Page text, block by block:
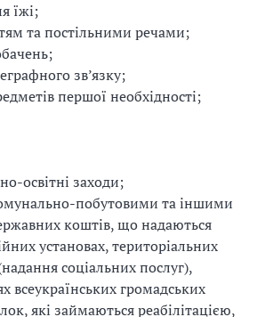
їжі;
та постільними речами;
зв’язку;
першої необхідності;
освітні заходи;
побутовими та іншими
коштів, що надаються
установах, територіальних
соціальних послуг),
всеукраїнських громадських
які займаються реабілітацією,